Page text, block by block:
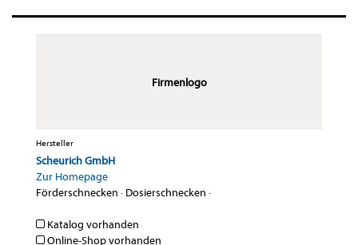
Firmenlogo
Hersteller
Scheurich GmbH
Zur Homepage
Förderschnecken · Dosierschnecken ·
Katalog vorhanden
Online-Shop vorhanden